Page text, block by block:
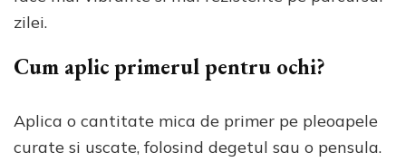
zilei.
Cum aplic primerul pentru ochi?
Aplica o cantitate mica de primer pe pleoapele
curate si uscate, folosind degetul sau o pensula.